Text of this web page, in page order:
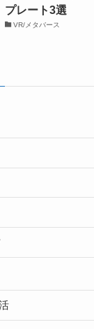
プレート3選
VR/メタバース